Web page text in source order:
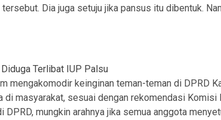
Dia juga setuju jika pansus itu dibentuk.
Terlibat IUP Palsu
mengakomodir keinginan teman-teman di DPRD
di masyarakat, sesuai dengan rekomendasi
DPRD, mungkin arahnya jika semua anggota